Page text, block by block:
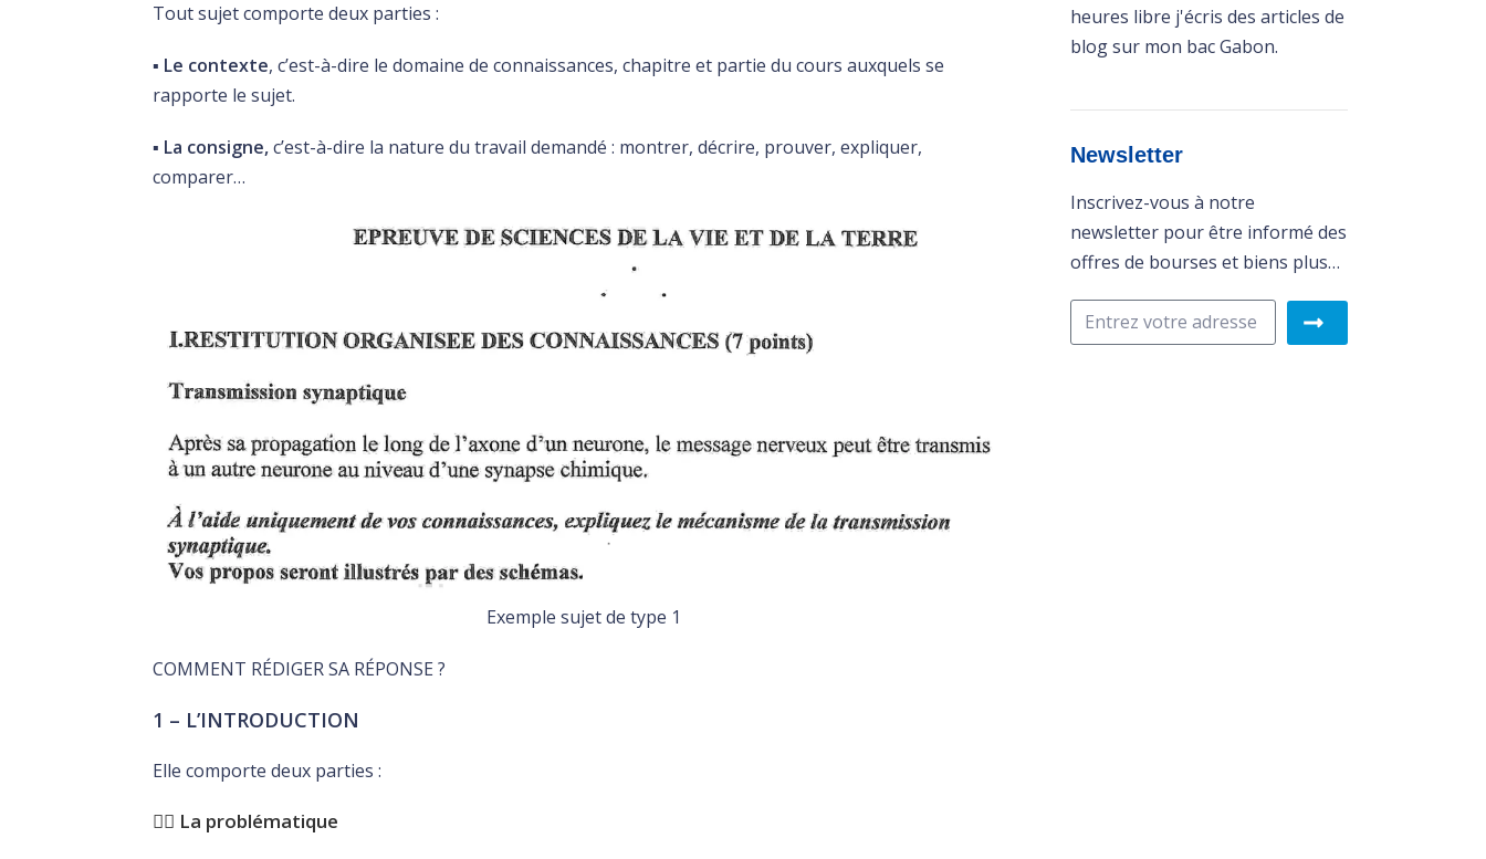
Tout sujet comporte deux parties :
▪️ Le contexte, c’est-à-dire le domaine de connaissances, chapitre et partie du cours auxquels se
rapporte le sujet.
▪️ La consigne,c’est-à-dire la nature du travail demandé : montrer, décrire, prouver, expliquer,
comparer…
Exemple sujet de type 1
COMMENT RÉDIGER SA RÉPONSE ?
1 – L’INTRODUCTION
Elle comporte deux parties :
👉🏽 La problématique
heures libre j'écris des articles de
blog sur mon bac Gabon.
Newsletter
Inscrivez-vous à notre
newsletter pour être informé des
offres de bourses et biens plus…